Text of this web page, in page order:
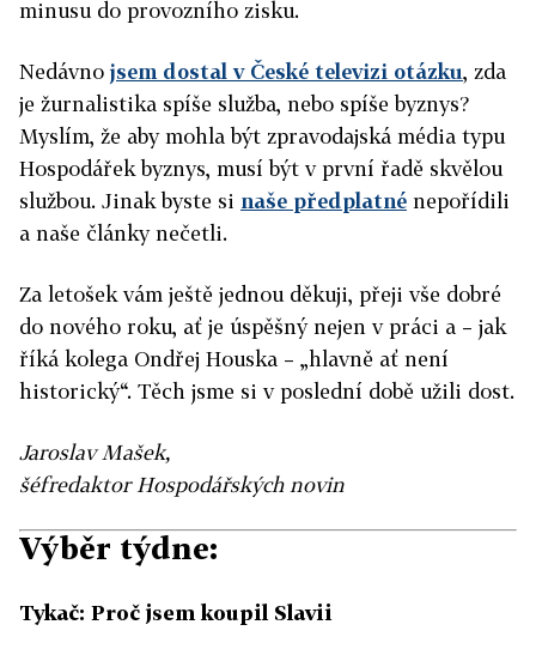
minusu do provozního zisku.
Nedávnojsem dostal v České televizi otázku, zda
je žurnalistika spíše služba, nebo spíše byznys?
Myslím, že aby mohla být zpravodajská média typu
Hospodářek byznys, musí být v první řadě skvělou
službou. Jinak byste si naše předplatné nepořídili
a naše články nečetli.
Za letošek vám ještě jednou děkuji, přeji vše dobré
do nového roku, ať je úspěšný nejen v práci a – jak
říká kolega Ondřej Houska – „hlavně ať není
historický“. Těch jsme si v poslední době užili dost.
Jaroslav Mašek,
šéfredaktor Hospodářských novin
Výběr týdne:
Tykač: Proč jsem koupil Slavii